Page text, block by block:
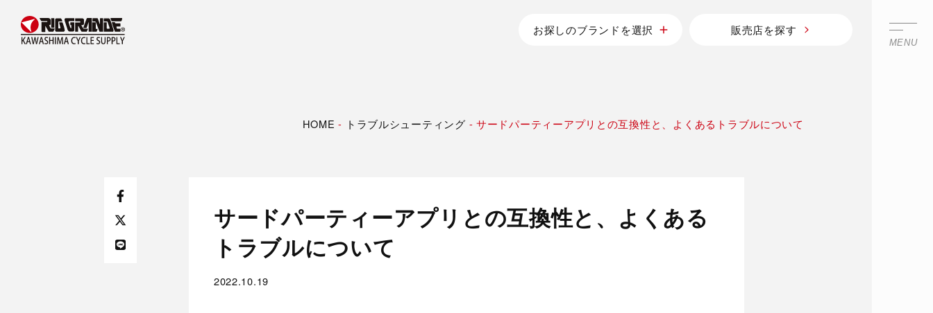
MENU
お探しのブランドを選択 販売店を探す
HOME - トラブルシューティング -サードパーティーアプリとの互換性と、よくあるトラブルについて
サードパーティーアプリとの互換性と、よくある
トラブルについて
2022.10.19